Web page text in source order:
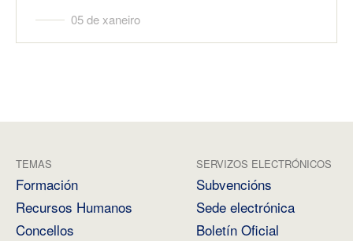
05 de xaneiro
TEMAS
Formación
Recursos Humanos
Concellos
SERVIZOS ELECTRÓNICOS
Subvencións
Sede electrónica
Boletín Oficial